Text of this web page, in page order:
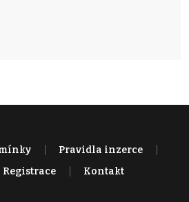
Pravidla inzerce
Registrace Kontakt